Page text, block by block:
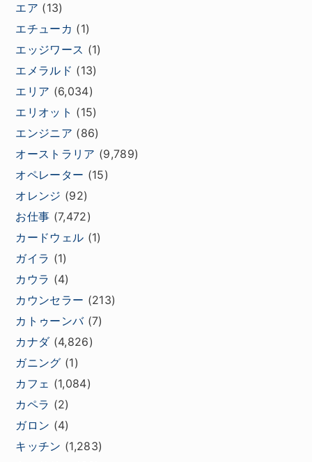
エア (13)
エチューカ (1)
エッジワース (1)
エメラルド (13)
エリア (6,034)
エリオット (15)
エンジニア (86)
オーストラリア (9,789)
オペレーター (15)
オレンジ (92)
お仕事 (7,472)
カードウェル (1)
ガイラ (1)
カウラ (4)
カウンセラー (213)
カトゥーンバ(7)
カナダ(4,826)
ガニング (1)
カフェ (1,084)
カペラ (2)
ガロン (4)
キッチン (1,283)